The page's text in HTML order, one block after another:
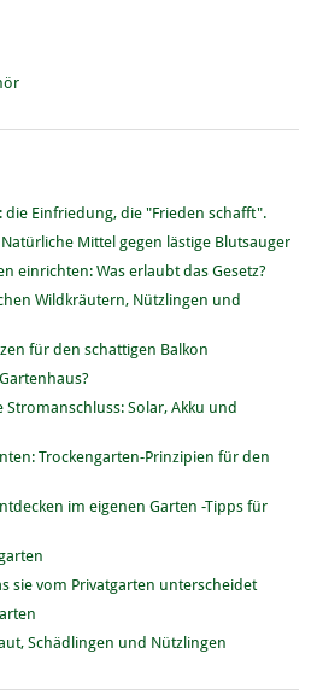
die Einfriedung, die "Frieden schafft".
Mittel gegen lästige Blutsauger
einrichten: Was erlaubt das Gesetz?
Wildkräutern, Nützlingen und
für den schattigen Balkon
Solar, Akku und
Trockengarten-Prinzipien für den
im eigenen Garten -Tipps für
sie vom Privatgarten unterscheidet
Schädlingen und Nützlingen